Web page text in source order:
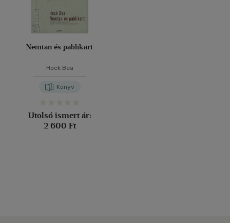
Nemtan és pablikart
Hock Bea
Könyv
Utolsó ismert ár:
2 600 Ft